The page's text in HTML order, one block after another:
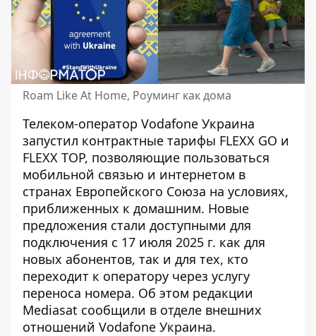
Roam Like At Home, Роуминг как дома
Телеком-оператор Vodafone Украина
запустил контрактные тарифы FLEXX GO и
FLEXX TOP, позволяющие пользоваться
мобильной связью и интернетом в
странах Европейского Союза на условиях,
приближенных к домашним. Новые
предложения стали доступными для
подключения с 17 июля 2025 г. как для
новых абонентов, так и для тех, кто
переходит к оператору через услугу
переноса номера. Об этом редакции
Mediasat сообщили в отделе внешних
отношений Vodafone Украина.